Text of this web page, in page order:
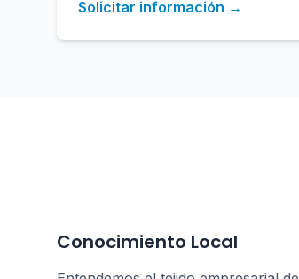
Solicitar información →
Conocimiento Local